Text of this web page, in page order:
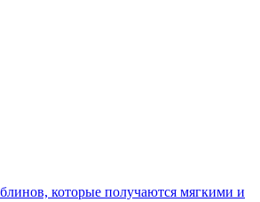
которые получаются мягкими и